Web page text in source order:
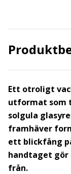
Ett otroligt
utformat som
solgula
framhäver
ett blickfång
handtaget gör
från.